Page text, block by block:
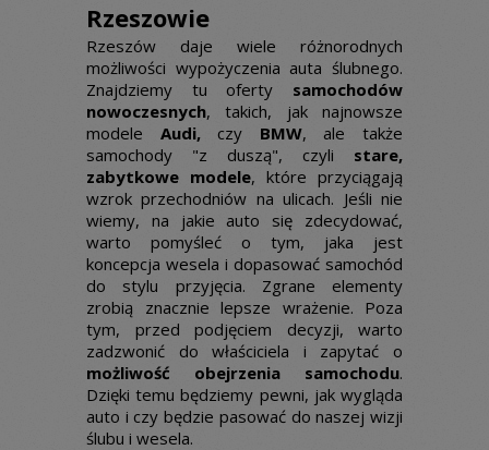
Rzeszowie
Rzeszów daje wiele różnorodnych
możliwości wypożyczenia auta ślubnego.
Znajdziemy tu oferty samochodów
nowoczesnych, takich, jak najnowsze
modele Audi,czy BMW, ale także
samochody "z duszą", czyli stare,
zabytkowe modele, które przyciągają
wzrok przechodniów na ulicach. Jeśli nie
wiemy, na jakie auto się zdecydować,
warto pomyśleć o tym, jaka jest
koncepcja wesela i dopasować samochód
do stylu przyjęcia. Zgrane elementy
zrobią znacznie lepsze wrażenie. Poza
tym, przed podjęciem decyzji, warto
zadzwonić do właściciela i zapytać o
możliwość obejrzenia samochodu.
Dzięki temu będziemy pewni, jak wygląda
auto i czy będzie pasować do naszej wizji
ślubu i wesela.